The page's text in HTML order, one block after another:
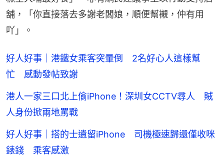
舖，「你直接落去多謝老闆娘，順便幫襯，仲有用
吖」。
好人好事｜港鐵女乘客突暈倒 2名好心人這樣幫
忙 感動發帖致謝
港人一家三口北上偷iPhone！深圳女CCTV尋人 賊
人身份掀兩地罵戰
好人好事｜搭的士遺留iPhone 司機極速歸還僅收咪
錶錢 乘客感激